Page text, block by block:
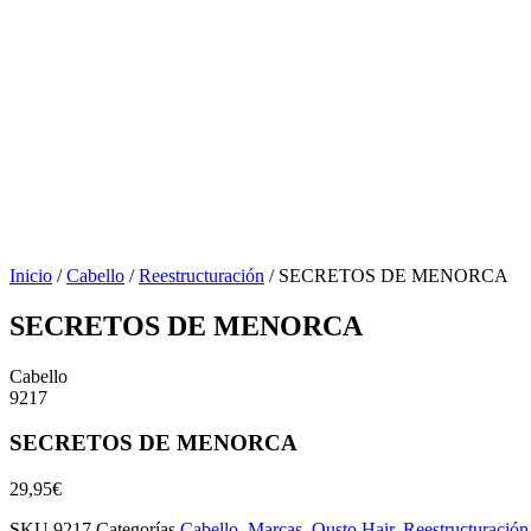
Inicio /Cabello /Reestructuración / SECRETOS DE MENORCA
SECRETOS DE MENORCA
Cabello
9217
SECRETOS DE MENORCA
29,95€